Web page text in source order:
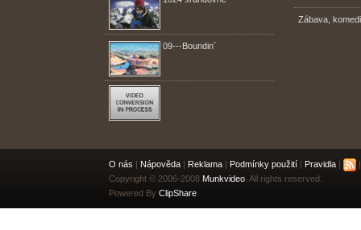
09---Boundin´
Zábava,
O nás | Nápověda | Reklama | Podmínky použití | Pravidla |
Copyright © 2006-2008 Munkvideo . All rights reserved.
Powered By ClipShare